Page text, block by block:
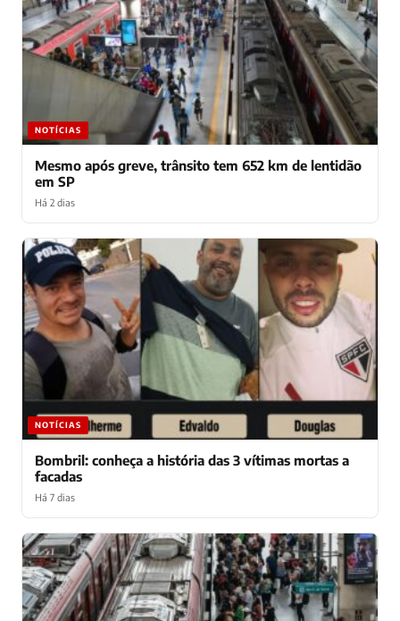
NOTÍCIAS
Mesmo após greve, trânsito tem 652 km de lentidão
em SP
Há 2 dias
NOTÍCIAS
Bombril: conheça a história das 3 vítimas mortas a
facadas
Há 7 dias